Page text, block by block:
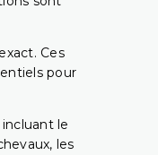
Ces
pour
le
les